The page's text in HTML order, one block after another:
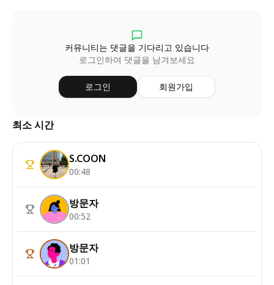
커뮤니티는 댓글을 기다리고 있습니다
로그인하여 댓글을 남겨보세요
로그인 회원가입
최소 시간
S.COON
00:48
방문자
00:52
방문자
01:01